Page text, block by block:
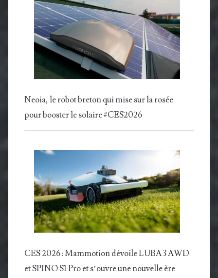
Neoia, le robot breton qui mise sur la rosée
pour booster le solaire #CES2026
CES 2026 : Mammotion dévoile LUBA 3 AWD
et SPINO S1 Pro et s’ouvre une nouvelle ère